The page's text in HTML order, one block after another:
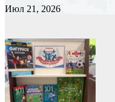
Июл 21, 2026